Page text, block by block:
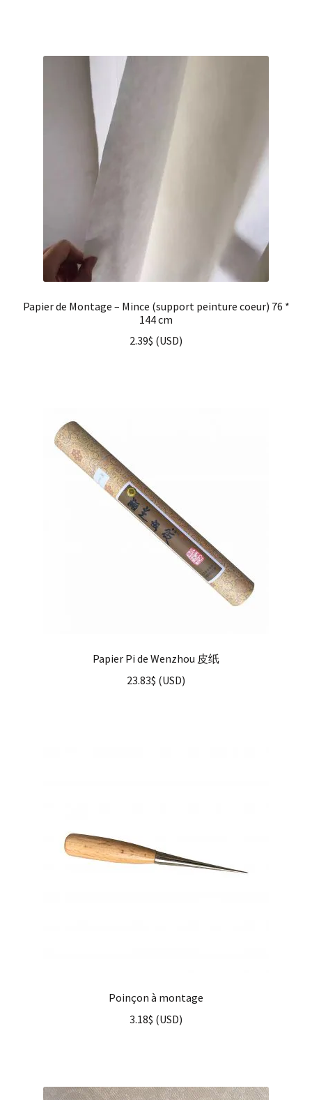
Papier de Montage – Mince (support peinture coeur) 76 *
144 cm
2.39$ (USD)
Papier Pi de Wenzhou 皮纸
23.83$ (USD)
Poinçon à montage
3.18$ (USD)